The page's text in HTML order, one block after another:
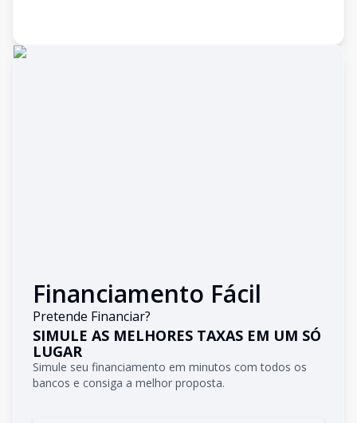
Financiamento Fácil
Pretende Financiar?
SIMULE AS MELHORES TAXAS EM UM SÓ
LUGAR
Simule seu financiamento em minutos com todos os
bancos e consiga a melhor proposta.